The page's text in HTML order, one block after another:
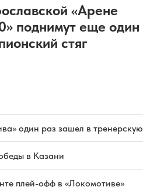
«Арене
поднимут еще один
стяг
один раз зашел в тренерскую
в Казани
плей-офф в «Локомотиве»